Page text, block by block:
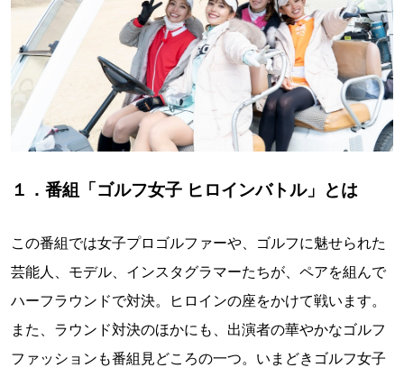
１．番組「ゴルフ女子 ヒロインバトル」とは
この番組では女子プロゴルファーや、ゴルフに魅せられた
芸能人、モデル、インスタグラマーたちが、ペアを組んで
ハーフラウンドで対決。ヒロインの座をかけて戦います。
また、ラウンド対決のほかにも、出演者の華やかなゴルフ
ファッションも番組見どころの一つ。いまどきゴルフ女子